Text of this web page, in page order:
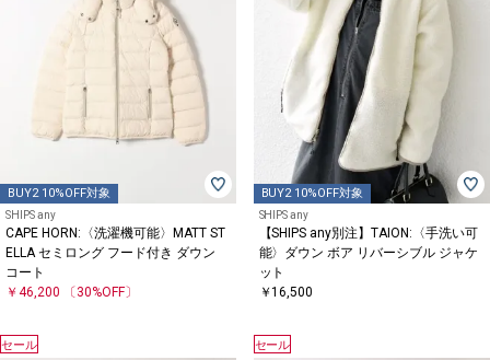
BUY2 10%OFF対象
SHIPS any
CAPE HORN:〈洗濯機可能〉MATT ST
ELLA セミロング フード付き ダウン
コート
￥46,200 〔30%OFF〕
BUY2 10%OFF対象
SHIPS any
【SHIPS any別注】TAION:〈手洗い可
能〉ダウン ボア リバーシブル ジャケ
ット
￥16,500
セール セール